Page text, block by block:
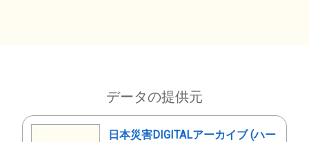
データの提供元
日本災害DIGITALアーカイブ (ハー